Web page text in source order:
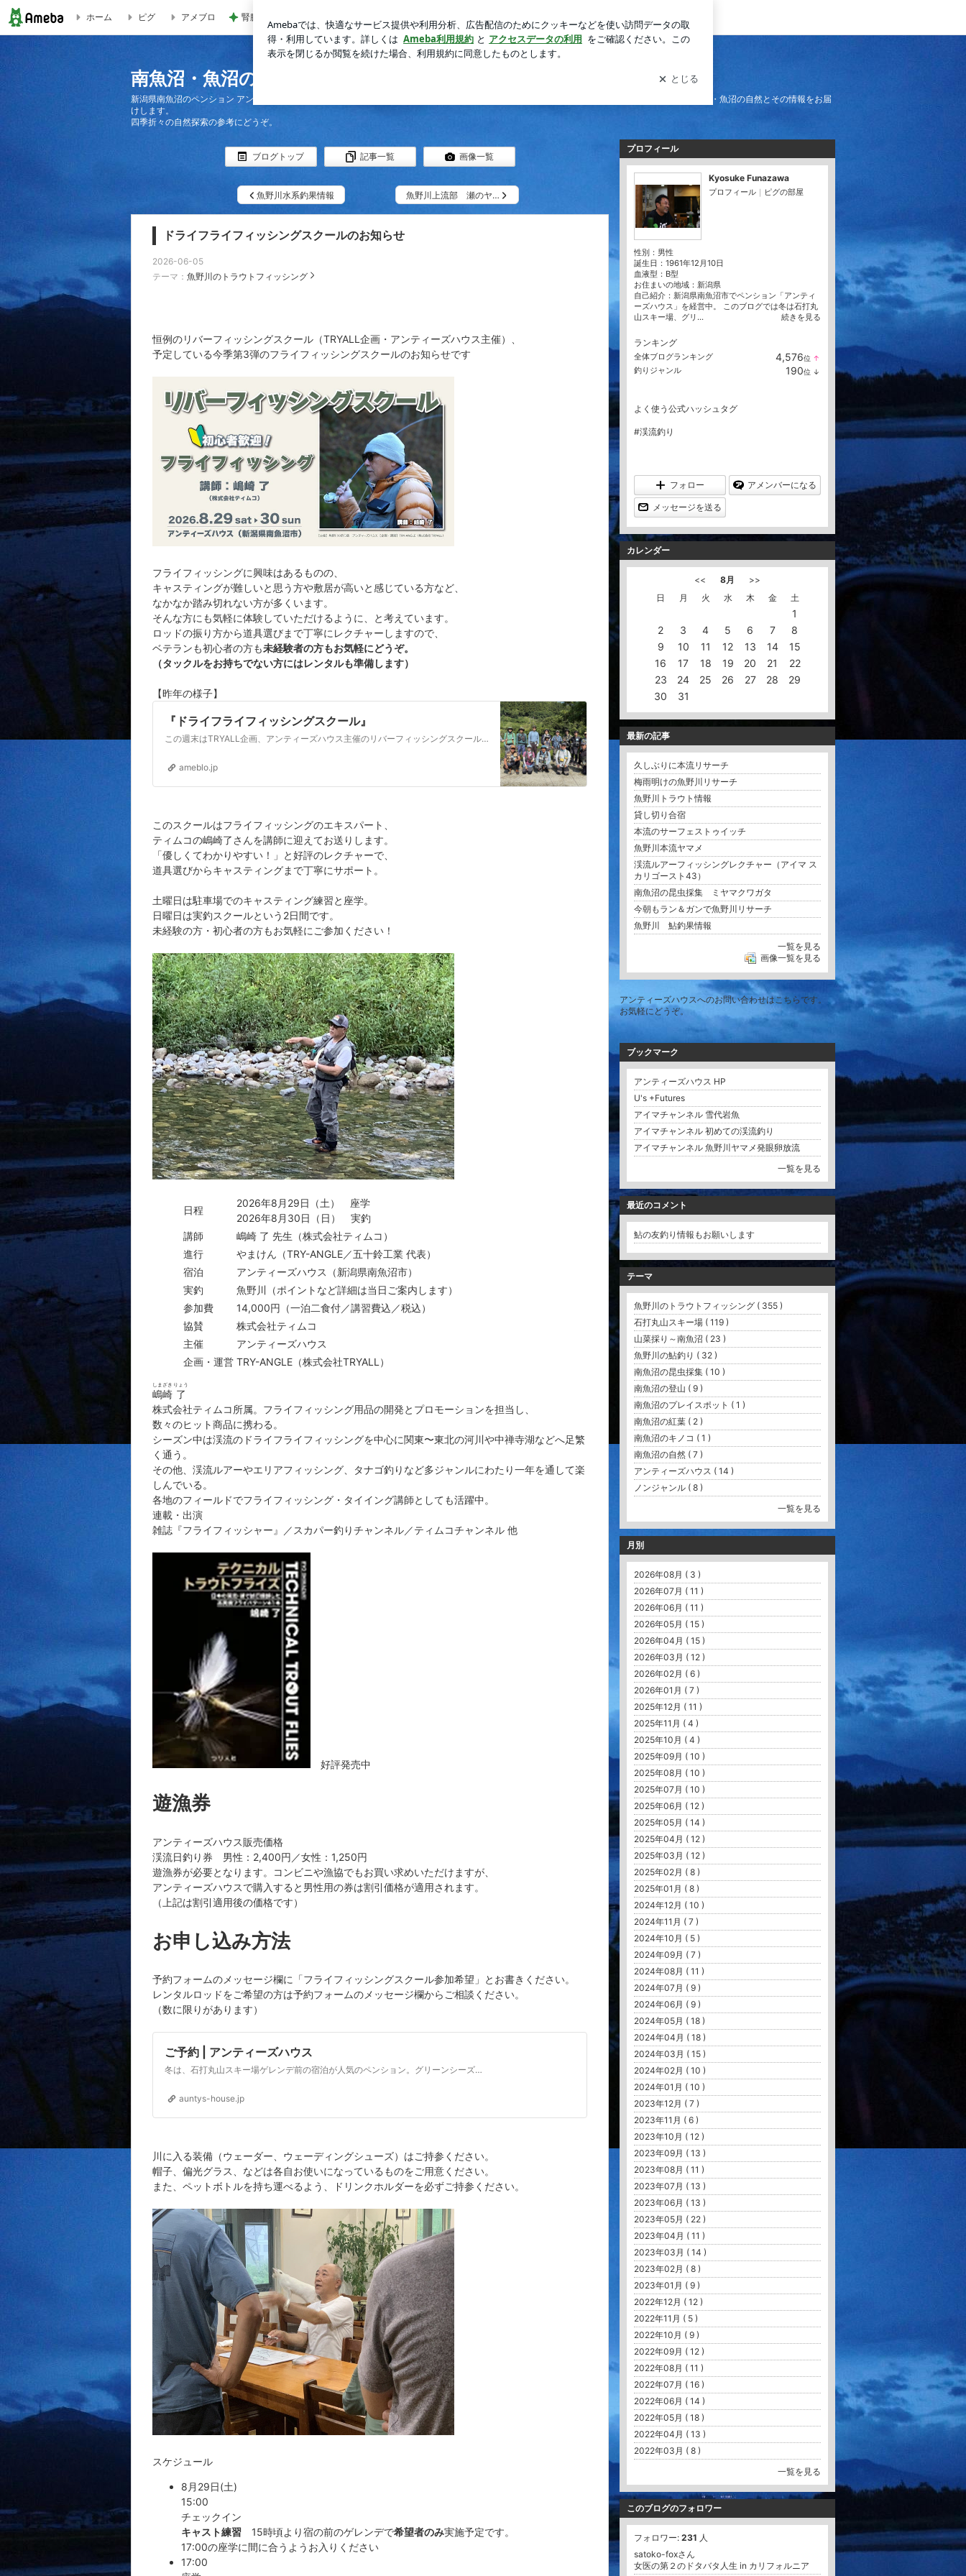
ドライフライフィッシングスクール（魚野川の釣り宿アンティーズハウス） | 南魚沼・魚沼のフィールド情報～魚野川の釣り・石打丸山スキー場
ホーム ピグ アメブロ 腎臓の数値が上がり見直す手作り食 ログイン
南魚沼・魚沼のフィールド情報～魚野川の釣り・石打丸山スキー場
新潟県南魚沼のペンション アンティーズハウスから、冬は石打丸山スキー場の様子を、春からは魚野川のトラウトフィッシングシーンを中心に南魚沼・魚沼の自然とその情報をお届
けします。
四季折々の自然探索の参考にどうぞ。
ブログトップ 記事一覧 画像一覧
魚野川水系釣果情報 魚野川上流部 瀬のヤ…
ドライフライフィッシングスクールのお知らせ
2026-06-05
テーマ： 魚野川のトラウトフィッシング
恒例のリバーフィッシングスクール（TRYALL企画・アンティーズハウス主催）、
予定している今季第3弾のフライフィッシングスクールのお知らせです
フライフィッシングに興味はあるものの、
キャスティングが難しいと思う方や敷居が高いと感じている方など、
なかなか踏み切れない方が多くいます。
そんな方にも気軽に体験していただけるように、と考えています。
ロッドの振り方から道具選びまで丁寧にレクチャーしますので、
ベテランも初心者の方も未経験者の方もお気軽にどうぞ。
（タックルをお持ちでない方にはレンタルも準備します）
【昨年の様子】
『ドライフライフィッシングスクール』
この週末はTRYALL企画、アンティーズハウス主催のリバーフィッシングスクール今季第３弾の「ドライフライフィッシングスクール」を行いました。 講師としてお招…
ameblo.jp
このスクールはフライフィッシングのエキスパート、
ティムコの嶋崎了さんを講師に迎えてお送りします。
「優しくてわかりやすい！」と好評のレクチャーで、
道具選びからキャスティングまで丁寧にサポート。
土曜日は駐車場でのキャスティング練習と座学。
日曜日は実釣スクールという2日間です。
未経験の方・初心者の方もお気軽にご参加ください！
日程
2026年8月29日（土） 座学
2026年8月30日（日） 実釣
講師
嶋崎 了 先生（株式会社ティムコ）
進行
やまけん（TRY-ANGLE／五十鈴工業 代表）
宿泊
アンティーズハウス（新潟県南魚沼市）
実釣
魚野川（ポイントなど詳細は当日ご案内します）
参加費
14,000円（一泊二食付／講習費込／税込）
協賛
株式会社ティムコ
主催
アンティーズハウス
企画・運営 TRY-ANGLE（株式会社TRYALL）
嶋崎
しまざき
了
りょう
株式会社ティムコ所属。フライフィッシング用品の開発とプロモーションを担当し、
数々のヒット商品に携わる。
シーズン中は渓流のドライフライフィッシングを中心に関東〜東北の河川や中禅寺湖などへ足繁
く通う。
その他、渓流ルアーやエリアフィッシング、タナゴ釣りなど多ジャンルにわたり一年を通して楽
しんでいる。
各地のフィールドでフライフィッシング・タイイング講師としても活躍中。
連載・出演
雑誌『フライフィッシャー』／スカパー釣りチャンネル／ティムコチャンネル 他
好評発売中
遊漁券
アンティーズハウス販売価格
渓流日釣り券 男性：2,400円／女性：1,250円
遊漁券が必要となります。コンビニや漁協でもお買い求めいただけますが、
アンティーズハウスで購入すると男性用の券は割引価格が適用されます。
（上記は割引適用後の価格です）
お申し込み方法
予約フォームのメッセージ欄に「フライフィッシングスクール参加希望」とお書きください。
レンタルロッドをご希望の方は予約フォームのメッセージ欄からご相談ください。
（数に限りがあります）
ご予約 | アンティーズハウス
冬は、石打丸山スキー場ゲレンデ前の宿泊が人気のペンション。グリーンシーズンは、魚野川の釣り（フライ＆ルアーフィッシング）、山菜採り、昆虫採集、川遊び、鮎友釣り等々、四季の自然遊びをサポ
auntys-house.jp
川に入る装備（ウェーダー、ウェーディングシューズ）はご持参ください。
帽子、偏光グラス、などは各自お使いになっているものをご用意ください。
また、ペットボトルを持ち運べるよう、ドリンクホルダーを必ずご持参ください。
スケジュール
8月29日(土)
15:00
チェックイン
キャスト練習 15時頃より宿の前のゲレンデで希望者のみ実施予定です。
17:00の座学に間に合うようお入りください
17:00
プロフィール
Kyosuke Funazawa
プロフィール ｜ ピグの部屋
性別： 男性
誕生日： 1961年12月10日
血液型： B型
お住まいの地域： 新潟県
自己紹介：新潟県南魚沼市でペンション「アンティ
ーズハウス」を経営中。 このブログでは冬は石打丸
山スキー場、グリ...
続きを見る
ランキング
全体ブログランキング 4,576位 ↑
釣りジャンル 190位 ↓
よく使う公式ハッシュタグ
#渓流釣り
フォロー アメンバーになる
メッセージを送る
カレンダー
<< 8月
>>
日
月 火 水 木 金 土
1
2
3 4 5 6 7
8
9
10 11 12 13 14
15
16
17 18 19 20 21
22
23
24 25 26 27 28
29
30
31
最新の記事
久しぶりに本流リサーチ
梅雨明けの魚野川リサーチ
魚野川トラウト情報
貸し切り合宿
本流のサーフェストゥイッチ
魚野川本流ヤマメ
渓流ルアーフィッシングレクチャー（アイマ ス
カリゴースト43）
南魚沼の昆虫採集 ミヤマクワガタ
今朝もラン＆ガンで魚野川リサーチ
魚野川 鮎釣果情報
一覧を見る
画像一覧を見る
アンティーズハウスへのお問い合わせはこちらです。
お気軽にどうぞ。
ブックマーク
アンティーズハウス HP
U's +Futures
アイマチャンネル 雪代岩魚
アイマチャンネル 初めての渓流釣り
アイマチャンネル 魚野川ヤマメ発眼卵放流
一覧を見る
最近のコメント
鮎の友釣り情報もお願いします
テーマ
魚野川のトラウトフィッシング ( 355 )
石打丸山スキー場 ( 119 )
山菜採り～南魚沼 ( 23 )
魚野川の鮎釣り ( 32 )
南魚沼の昆虫採集 ( 10 )
南魚沼の登山 ( 9 )
南魚沼のプレイスポット ( 1 )
南魚沼の紅葉 ( 2 )
南魚沼のキノコ ( 1 )
南魚沼の自然 ( 7 )
アンティーズハウス ( 14 )
ノンジャンル ( 8 )
一覧を見る
月別
2026年08月 ( 3 )
2026年07月 ( 11 )
2026年06月 ( 11 )
2026年05月 ( 15 )
2026年04月 ( 15 )
2026年03月 ( 12 )
2026年02月 ( 6 )
2026年01月 ( 7 )
2025年12月 ( 11 )
2025年11月 ( 4 )
2025年10月 ( 4 )
2025年09月 ( 10 )
2025年08月 ( 10 )
2025年07月 ( 10 )
2025年06月 ( 12 )
2025年05月 ( 14 )
2025年04月 ( 12 )
2025年03月 ( 12 )
2025年02月 ( 8 )
2025年01月 ( 8 )
2024年12月 ( 10 )
2024年11月 ( 7 )
2024年10月 ( 5 )
2024年09月 ( 7 )
2024年08月 ( 11 )
2024年07月 ( 9 )
2024年06月 ( 9 )
2024年05月 ( 18 )
2024年04月 ( 18 )
2024年03月 ( 15 )
2024年02月 ( 10 )
2024年01月 ( 10 )
2023年12月 ( 7 )
2023年11月 ( 6 )
2023年10月 ( 12 )
2023年09月 ( 13 )
2023年08月 ( 11 )
2023年07月 ( 13 )
2023年06月 ( 13 )
2023年05月 ( 22 )
2023年04月 ( 11 )
2023年03月 ( 14 )
2023年02月 ( 8 )
2023年01月 ( 9 )
2022年12月 ( 12 )
2022年11月 ( 5 )
2022年10月 ( 9 )
2022年09月 ( 12 )
2022年08月 ( 11 )
2022年07月 ( 16 )
2022年06月 ( 14 )
2022年05月 ( 18 )
2022年04月 ( 13 )
2022年03月 ( 8 )
一覧を見る
このブログのフォロワー
フォロワー: 231 人
satoko-foxさん
女医の第２のドタバタ人生 in カリフォルニア